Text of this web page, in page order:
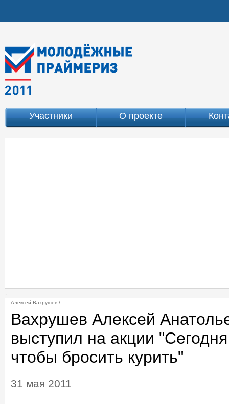
Участники О проекте
Алексей Вахрушев /
Вахрушев Алексей
выступил на акции
чтобы бросить курить"
31 мая 2011